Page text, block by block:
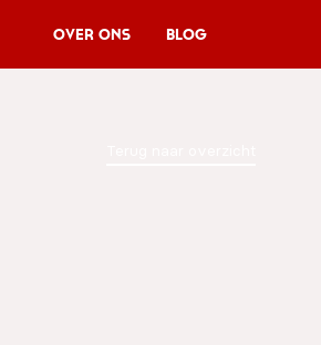
Over Ons Blog